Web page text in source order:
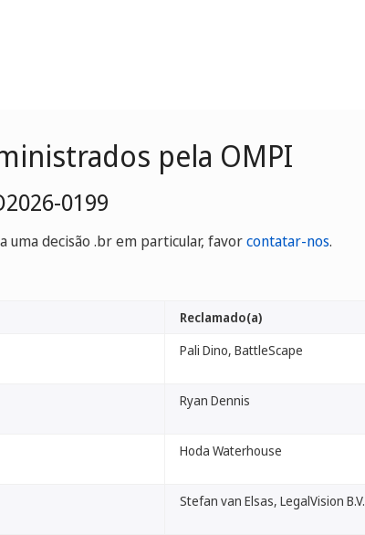
pela OMPI
0199
uma decisão .br em particular, favorcontatar-nos.
Reclamado(a)
Pali Dino, BattleScape
Ryan Dennis
Hoda Waterhouse
Stefan van Elsas, LegalVision B.V.